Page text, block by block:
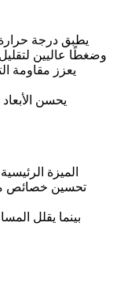
وضغطًا عاليين
يعزز مقاومة
الميزة
تحسين خصائص